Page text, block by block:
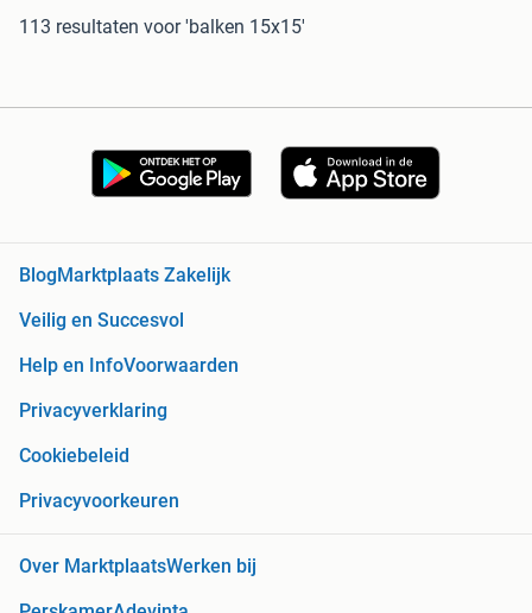
113 resultaten voor 'balken 15x15'
Blog Marktplaats Zakelijk
Veilig en Succesvol
Help en InfoVoorwaarden
Privacyverklaring
Cookiebeleid
Privacyvoorkeuren
Over MarktplaatsWerken bij